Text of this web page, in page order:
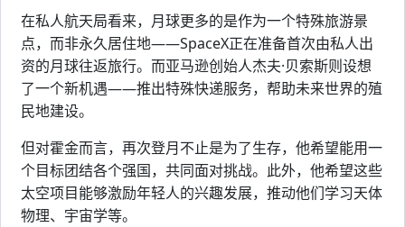
在私人航天局看来，月球更多的是作为一个特殊旅游景
点，而非永久居住地——SpaceX正在准备首次由私人出
资的月球往返旅行。而亚马逊创始人杰夫·贝索斯则设想
了一个新机遇——推出特殊快递服务，帮助未来世界的殖
民地建设。
但对霍金而言，再次登月不止是为了生存，他希望能用一
个目标团结各个强国，共同面对挑战。此外，他希望这些
太空项目能够激励年轻人的兴趣发展，推动他们学习天体
物理、宇宙学等。